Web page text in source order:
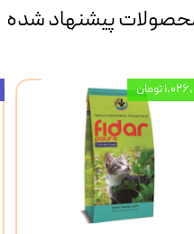
پیشنهاد شده
تومان